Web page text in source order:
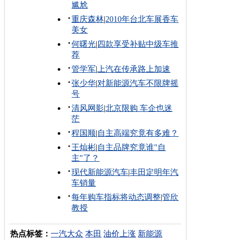
尴尬
重庆森林|2010年台北车展香车
美女
何曙光| 四款享受补贴中级车推
荐
管学军| 上汽在传承路上加速
张少华|对新能源汽车不限牌摇
号
清风网影|北京限购 车企也迷
茫
程国顺|自主高端究竟有多难？
王灿彬|自主品牌究竟谁"自
主"了？
现代新能源汽车|丰田定明年汽
车销量
每年购车指标将动态调整|管欣
教授
热点标签：一汽大众 本田 油价上涨 新能源